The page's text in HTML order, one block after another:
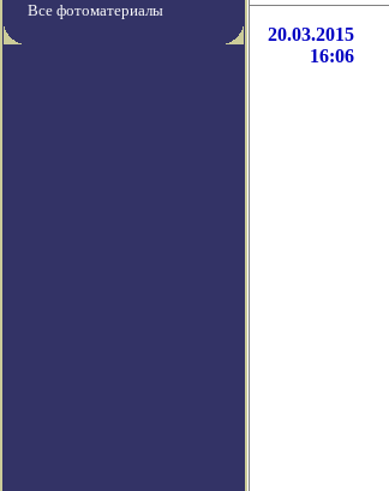
Все фотоматериалы
20.03.2015
16:06